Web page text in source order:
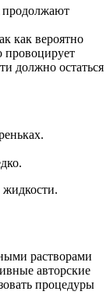
как вероятно
провоцирует
должно остаться
жидкости.
растворами
авторские
процедуры